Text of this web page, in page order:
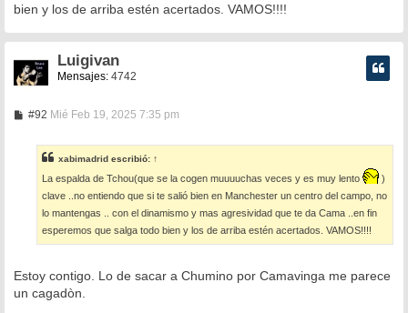
bien y los de arriba estén acertados. VAMOS!!!!
Luigivan
Mensajes:4742
#92M
s
a
j
e
Mié Feb 19, 2025 7:35 pm
xabimadrid escribió: ↑
La espalda de Tchou(que se la cogen muuuuchas veces y es muy lento
)
clave ..no entiendo que si te salió bien en Manchester un centro del campo, no
lo mantengas .. con el dinamismo y mas agresividad que te da Cama ..en fin
esperemos que salga todo bien y los de arriba estén acertados. VAMOS!!!!
Estoy contigo. Lo de sacar a Chumino por Camavinga me parece
un cagadòn.